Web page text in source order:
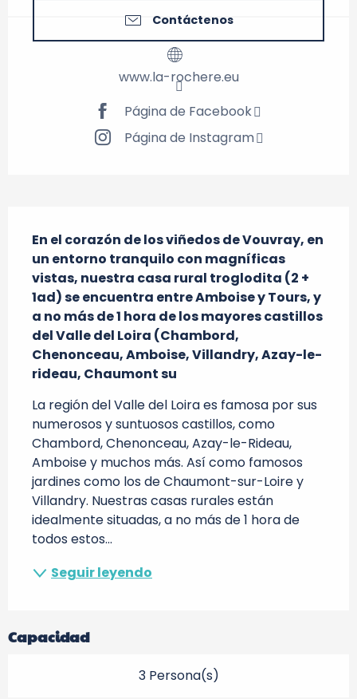
Contáctenos
www.la-rochere.eu
Página de Facebook
Página de Instagram
En el corazón de los viñedos de Vouvray, en
un entorno tranquilo con magníficas
vistas, nuestra casa rural troglodita (2 +
1ad) se encuentra entre Amboise y Tours, y
a no más de 1 hora de los mayores castillos
del Valle del Loira (Chambord,
Chenonceau, Amboise, Villandry, Azay-le-
rideau, Chaumont su
La región del Valle del Loira es famosa por sus
numerosos y suntuosos castillos, como
Chambord, Chenonceau, Azay-le-Rideau,
Amboise y muchos más. Así como famosos
jardines como los de Chaumont-sur-Loire y
Villandry. Nuestras casas rurales están
idealmente situadas, a no más de 1 hora de
todos estos...
Seguir leyendo
Capacidad
3 Persona(s)